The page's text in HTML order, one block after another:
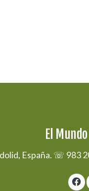
El
España. ☏ 983